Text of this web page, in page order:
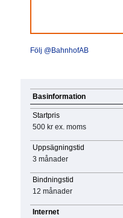
Följ @BahnhofAB
Basinformation
Startpris
500 kr ex. moms
Uppsägningstid
3 månader
Bindningstid
12 månader
Internet